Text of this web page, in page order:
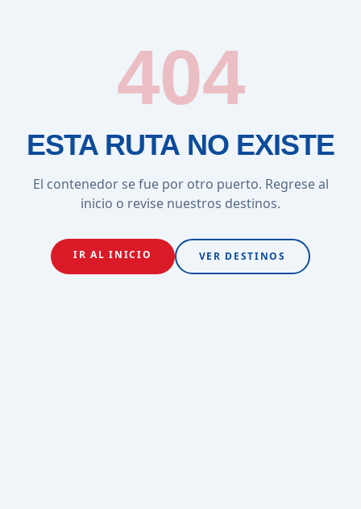
404
ESTA RUTA NO EXISTE
El contenedor se fue por otro puerto. Regrese al
inicio o revise nuestros destinos.
IR AL INICIO VER DESTINOS